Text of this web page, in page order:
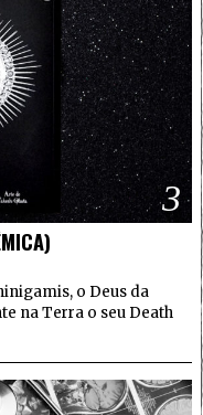
3
o Deus da
na Terra o seu Death